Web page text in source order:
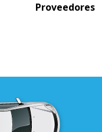
Proveedores